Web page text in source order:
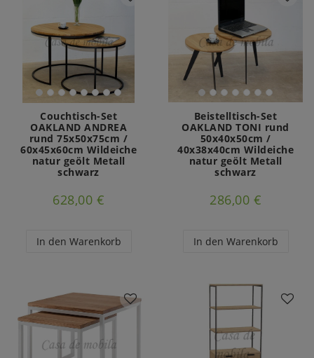
Couchtisch-Set
OAKLAND ANDREA
rund 75x50x75cm /
60x45x60cm Wildeiche
natur geölt Metall
schwarz
628,00 €
In den Warenkorb
Beistelltisch-Set
OAKLAND TONI rund
50x40x50cm /
40x38x40cm Wildeiche
natur geölt Metall
schwarz
286,00 €
In den Warenkorb